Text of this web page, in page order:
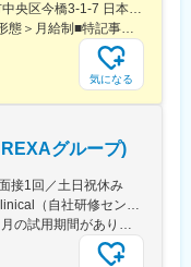
多数の取引メーカー：同
ト数があり、様々なご経
20代～60代までの幅広い
（月給＋日当＋住宅手
＜勤務地詳細＞本社住所：大阪府大阪市中央区今橋3-1-7 日本生命今橋ビル受動喫煙対策：屋内全面禁煙変更の範囲：無
＜予定年収＞350万円～450万円＜賃金形態＞月給制■特記事項なし＜賃金内訳＞月額（基本給）：232,000円～260,000円固定残業手当/月：18,000円～20,000円（固定残業時間10時間0分/月）超過した時間外労働の残業手当は追加支給＜月給＞250,000円～280,000円（一律手当を含む）＜昇給有無＞有＜残業手当＞有＜給与補足＞■賞与（年4回）：初年度0.7か月分、2年目以降1.4か月（変動有）■昇給（年1回以上）＊通勤手当（全額）＊住宅手当＊習い事支援手当 （社員が契約した習い事を上限7,000円として80％を支給）＊医療費補助手当 （社員とその両親の保険診療の医療費の自己負担額の50％を支給）賃金はあくまでも目安の金額であり、選考を通じて上下する可能性があります。月給(月額)は固定手当を含めた表記です。
気になる
グループ)
接1回／土日祝休み
【研修期間中】■BREXA ACADEMY―Clinical（自社研修センター）／東京都新宿区西新宿2-7-1 新宿第一生命ビルディング3F└都営大江戸線「都庁前駅」A7出口から徒歩1～2分└東京メトロ丸ノ内線「西新宿駅」2番出口から徒歩5分└JR山手線など「新宿駅」西口から徒歩10～12分【研修終了後】＜転勤なし！在宅・フルリモート案件多数！＞□東京・神奈川・埼玉・千葉などの各プロジェクト先★東京都23区内で勤務できる方を積極採用中！※変更の範囲、上記を除く当社関連勤務地※週に数回リモートワーク（在宅勤務）可能なプロジェクトもあります。※将来的にプロジェクトによって異なりますがフルリモートも可能です。※プロジェクト先により異なりますが、最寄駅から徒歩5～10分圏内の駅チカオフィスです。
■月給24万円以上＋残業代全額支給※3ヵ月の試用期間があります。入社後6ヵ月間は、月給23万円となります。それ以外の待遇に変更はありません。入社半年後には必ず月給24万円へ一律で昇給します！【年収例】年収350万円／経験2年（20代）年収480万円／経験4年（30代）年収720万円／経験10年（30代）